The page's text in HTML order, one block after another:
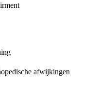
afwijkingen